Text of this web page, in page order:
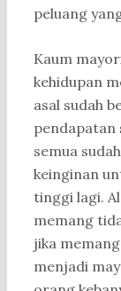
peluang
Kaum
kehidupan
asal sudah
pendapatan
semua
keinginan
tinggi lagi.
memang
jika
menjadi